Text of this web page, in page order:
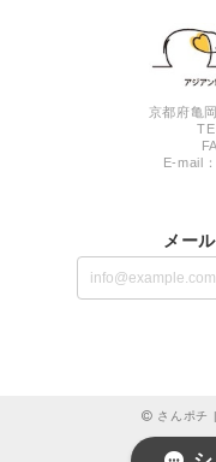
京都府亀
E-mail
メー
さんポチ |